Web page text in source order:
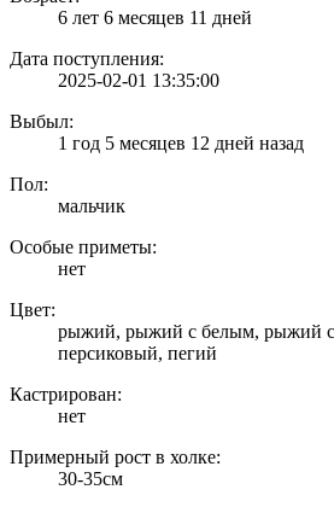
6 лет 6 месяцев 11 дней
Дата поступления:
2025-02-01 13:35:00
Выбыл:
1 год 5 месяцев 12 дней назад
Пол:
мальчик
Особые приметы:
нет
Цвет:
рыжий, рыжий с белым, рыжий с
персиковый, пегий
Кастрирован:
нет
Примерный рост в холке:
30-35см